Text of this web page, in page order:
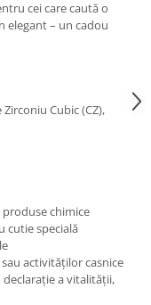
cei care caută o
elegant – un cadou
Cubic (CZ),
chimice
cutie specială
activităților casnice
declarație a vitalității,